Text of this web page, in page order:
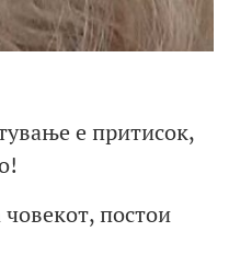
е притисок,
постои